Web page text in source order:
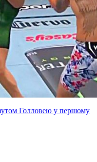
Голловею у першому